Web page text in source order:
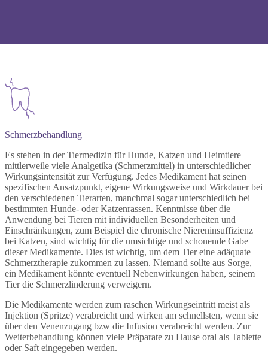
Schmerz­behandlung
Es stehen in der Tiermedizin für Hunde, Katzen und Heimtiere
mittlerweile viele Analgetika (Schmerzmittel) in unterschiedlicher
Wirkungsintensität zur Verfügung. Jedes Medikament hat seinen
spezifischen Ansatzpunkt, eigene Wirkungsweise und Wirkdauer bei
den verschiedenen Tierarten, manchmal sogar unterschiedlich bei
bestimmten Hunde- oder Katzenrassen. Kenntnisse über die
Anwendung bei Tieren mit individuellen Besonderheiten und
Einschränkungen, zum Beispiel die chronische Niereninsuffizienz
bei Katzen, sind wichtig für die umsichtige und schonende Gabe
dieser Medikamente. Dies ist wichtig, um dem Tier eine adäquate
Schmerztherapie zukommen zu lassen. Niemand sollte aus Sorge,
ein Medikament könnte eventuell Nebenwirkungen haben, seinem
Tier die Schmerzlinderung verweigern.
Die Medikamente werden zum raschen Wirkungseintritt meist als
Injektion (Spritze) verabreicht und wirken am schnellsten, wenn sie
über den Venenzugang bzw die Infusion verabreicht werden. Zur
Weiterbehandlung können viele Präparate zu Hause oral als Tablette
oder Saft eingegeben werden.